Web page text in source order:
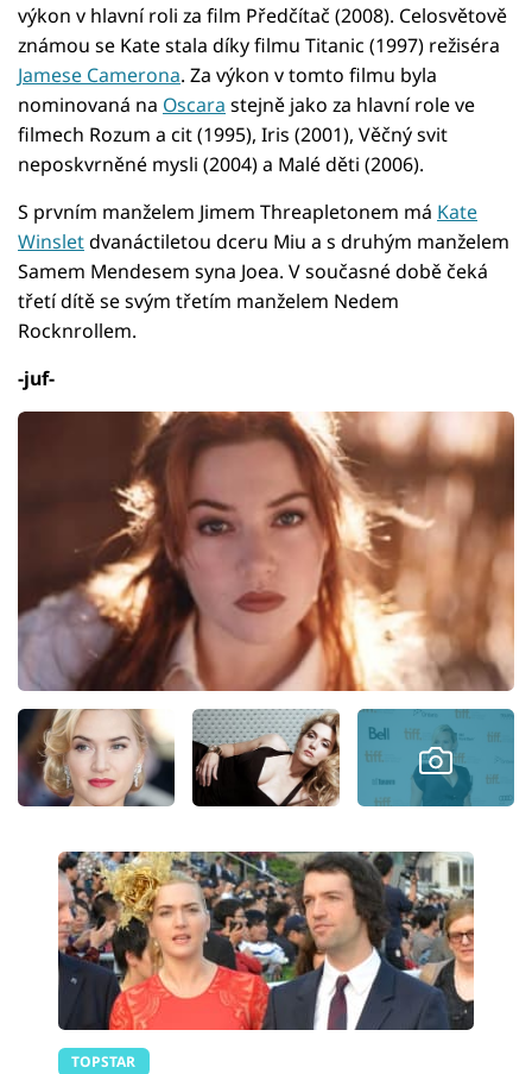
výkon v hlavní roli za film Předčítač (2008). Celosvětově
známou se Kate stala díky filmu Titanic (1997) režiséra
Jamese Camerona. Za výkon v tomto filmu byla
nominovaná na Oscara stejně jako za hlavní role ve
filmech Rozum a cit (1995), Iris (2001), Věčný svit
neposkvrněné mysli (2004) a Malé děti (2006).
S prvním manželem Jimem Threapletonem má Kate
Winsletdvanáctiletou dceru Miu a s druhým manželem
Samem Mendesem syna Joea. V současné době čeká
třetí dítě se svým třetím manželem Nedem
Rocknrollem.
-juf-
TOPSTAR